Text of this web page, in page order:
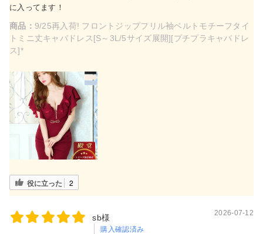
に入ってます！
商品： 9/25再入荷! フロントジップフリル袖ベルトモチーフタイ
トミニ丈キャバドレス[S～3L/5サイズ展開][プチプラキャバドレ
ス]*
役に立った 2
sb様
購入確認済み
2026-07-12